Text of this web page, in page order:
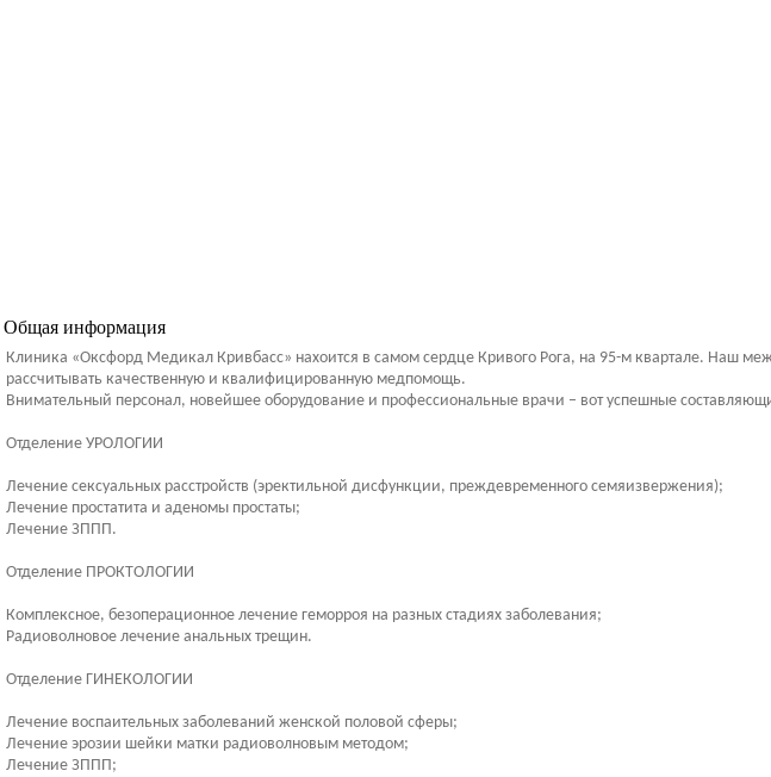
Общая информация
Клиника «Оксфорд Медикал Кривбасс» нахоится в самом сердце Кривого Рога, на 95-м квартале. Наш
рассчитывать качественную и квалифицированную медпомощь.
Внимательный персонал, новейшее оборудование и профессиональные врачи – вот успешные
Отделение УРОЛОГИИ
Лечение сексуальных расстройств (эректильной дисфункции, преждевременного семяизвержения);
Лечение простатита и аденомы простаты;
Лечение ЗППП.
Отделение ПРОКТОЛОГИИ
Комплексное, безоперационное лечение геморроя на разных стадиях заболевания;
Радиоволновое лечение анальных трещин.
Отделение ГИНЕКОЛОГИИ
Лечение воспаительных заболеваний женской половой сферы;
Лечение эрозии шейки матки радиоволновым методом;
Лечение ЗППП;